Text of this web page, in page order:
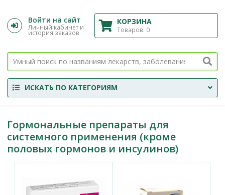
Войти на сайт
Личный кабинет и
история заказов
КОРЗИНА
Товаров: 0
ИСКАТЬ ПО КАТЕГОРИЯМ
Гормональные препараты для
системного применения (кроме
половых гормонов и инсулинов)